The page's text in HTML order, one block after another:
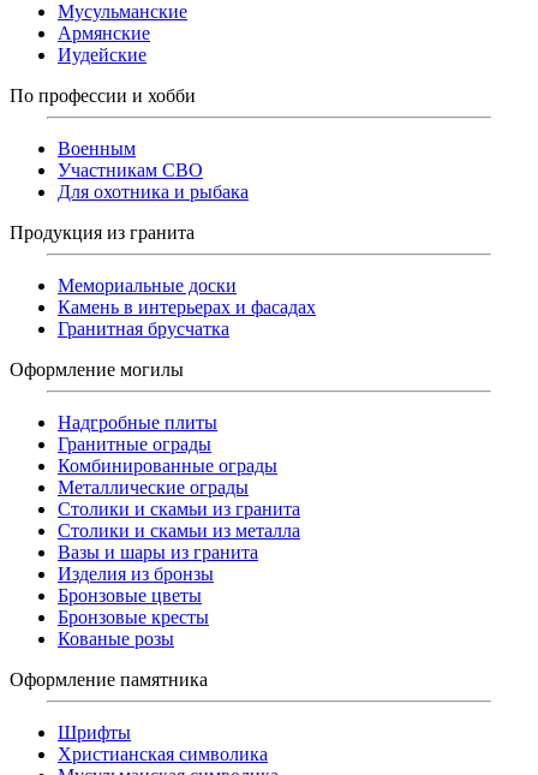
Мусульманские
Армянские
Иудейские
По профессии и хобби
Военным
Участникам СВО
Для охотника и рыбака
Продукция из гранита
Мемориальные доски
Камень в интерьерах и фасадах
Гранитная брусчатка
Оформление могилы
Надгробные плиты
Гранитные ограды
Комбинированные ограды
Металлические ограды
Столики и скамьи из гранита
Столики и скамьи из металла
Вазы и шары из гранита
Изделия из бронзы
Бронзовые цветы
Бронзовые кресты
Кованые розы
Оформление памятника
Шрифты
Христианская символика